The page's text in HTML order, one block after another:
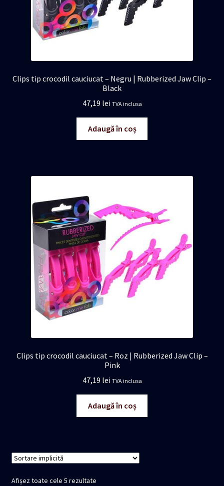
Clips tip crocodil cauciucat – Negru | Rubberized Jaw Clip –
Black
47,19 lei TVA inclusa
Adaugă în coș
Clips tip crocodil cauciucat – Roz | Rubberized Jaw Clip –
Pink
47,19 lei TVA inclusa
Adaugă în coș
Afișez toate cele 5 rezultate